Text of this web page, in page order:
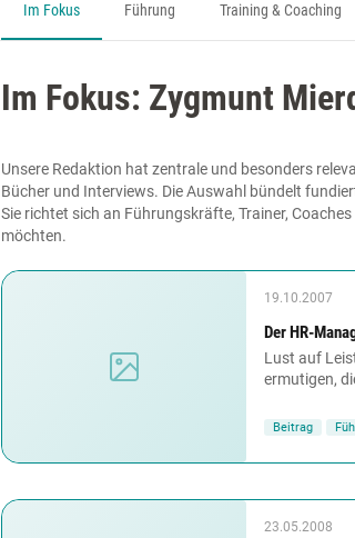
Im Fokus Führung Training & Coaching
Im Fokus: Zygmunt
Unsere Redaktion hat zentrale und besonders
Bücher und Interviews. Die Auswahl bündelt
Sie richtet sich an Führungskräfte, Trainer,
möchten.
19.10.2007
Der HR-
Lust auf
ermutigen,
Beitrag
23.05.2008